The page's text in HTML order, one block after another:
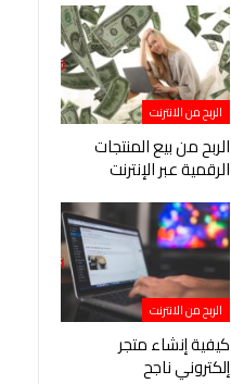
الربح من الانترنت
الربح من بيع المنتجات
الرقمية عبر الإنترنت
الربح من الانترنت
كيفية إنشاء متجر
إلكتروني ناجح